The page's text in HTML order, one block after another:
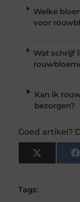
Welke
voor
Wat schrijf
Kan ik
bezorgen?
Goed artikel?
X
(Twitter)
Tags: